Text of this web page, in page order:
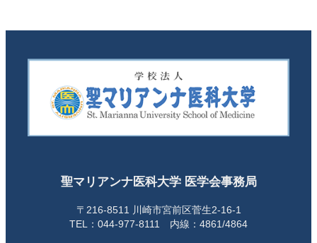
聖マリアンナ医科大学 医学会事務局
〒216-8511 川崎市宮前区菅生2-16-1
TEL：044-977-8111 内線：4861/4864